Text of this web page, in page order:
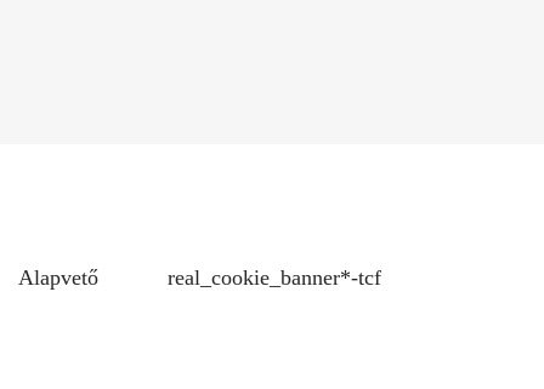
Alapvető real_cookie_banner*-tcf